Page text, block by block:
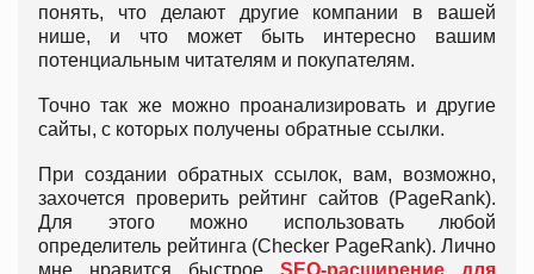
понять, что делают другие компании в вашей
нише, и что может быть интересно вашим
потенциальным читателям и покупателям.
Точно так же можно проанализировать и другие
сайты, с которых получены обратные ссылки.
При создании обратных ссылок, вам, возможно,
захочется проверить рейтинг сайтов (PageRank).
Для этого можно использовать любой
определитель рейтинга (Checker PageRank). Лично
мне нравится быстрое SEO-расширение для